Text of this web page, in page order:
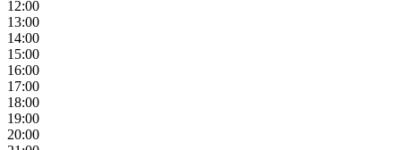
12:00
13:00
14:00
15:00
16:00
17:00
18:00
19:00
20:00